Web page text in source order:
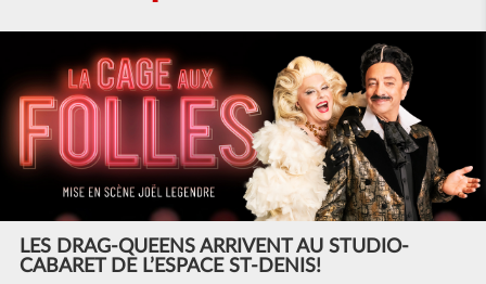
LES DRAG-QUEENS ARRIVENT AU STUDIO-
CABARET DE L’ESPACE ST-DENIS!